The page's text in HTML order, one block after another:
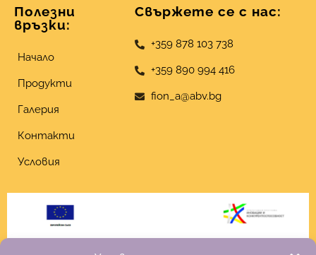
Полезни
връзки:
Начало
Продукти
Галерия
Контакти
Условия
Свържете се с нас:
+359 878 103 738
+359 890 994 416
fion_a@abv.bg